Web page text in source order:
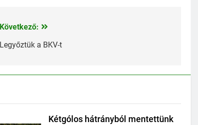
Következő:
Legyőztük a BKV-t
Kétgólos hátrányból mentettünk